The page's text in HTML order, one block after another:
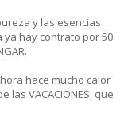
y las esencias
ya hay contrato por 50
hace mucho calor
VACACIONES, que